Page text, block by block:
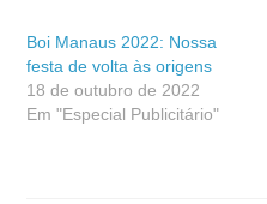
Boi Manaus 2022: Nossa
festa de volta às origens
18 de outubro de 2022
Em "Especial Publicitário"